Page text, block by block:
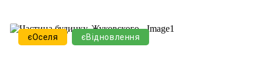
єОселя єВідновлення